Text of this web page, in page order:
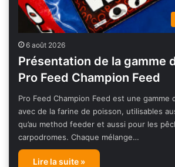
6 août 2026
Présentation de la gamme
Pro Feed Champion Feed
Pro Feed Champion Feed est une gamme
avec de la farine de poisson, utilisables
qu’au method feeder et aussi pour les
carpodromes. Chaque mélange…
Lire la suite »